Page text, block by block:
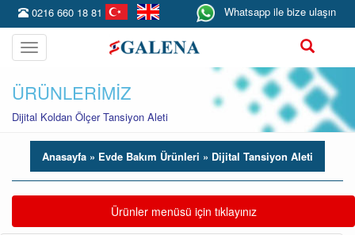
0216 660 18 81 Whatsapp ile bize ulaşın
Toggle
navigation
ÜRÜNLERİMİZ
Dijital Koldan Ölçer Tansiyon Aleti
Anasayfa » Evde Bakım Ürünleri » Dijital Tansiyon Aleti
Toggle navigation
Ürünler menüsü için tıklayınız